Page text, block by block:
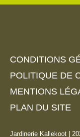
CONDITIONS
POLITIQUE DE
MENTIONS
PLAN DU SITE
Jardinerie Kallekoot |